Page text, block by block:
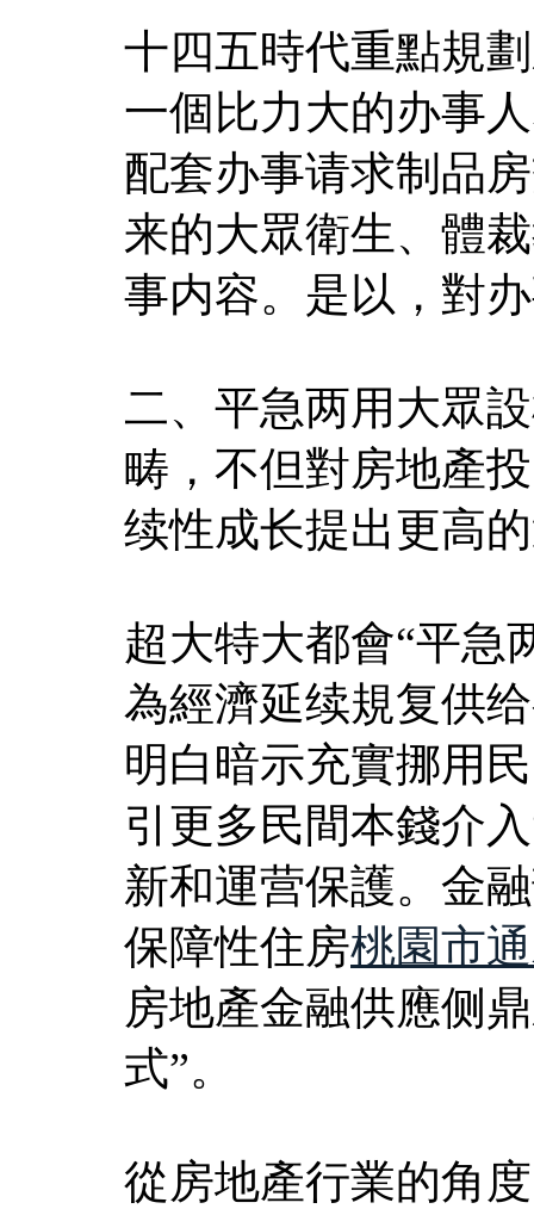
十四五時代重點規
一個比力大的办事
配套办事请求制品
来的大眾衛生、體
事内容。是以，對
二、平急两用大眾
畴，不但對房地產
续性成长提出更高
超大特大都會“平急
為經濟延续規复供
明白暗示充實挪用
引更多民間本錢介
新和運营保護。金
保障性住房桃園市
房地產金融供應侧
式”。
從房地產行業的角